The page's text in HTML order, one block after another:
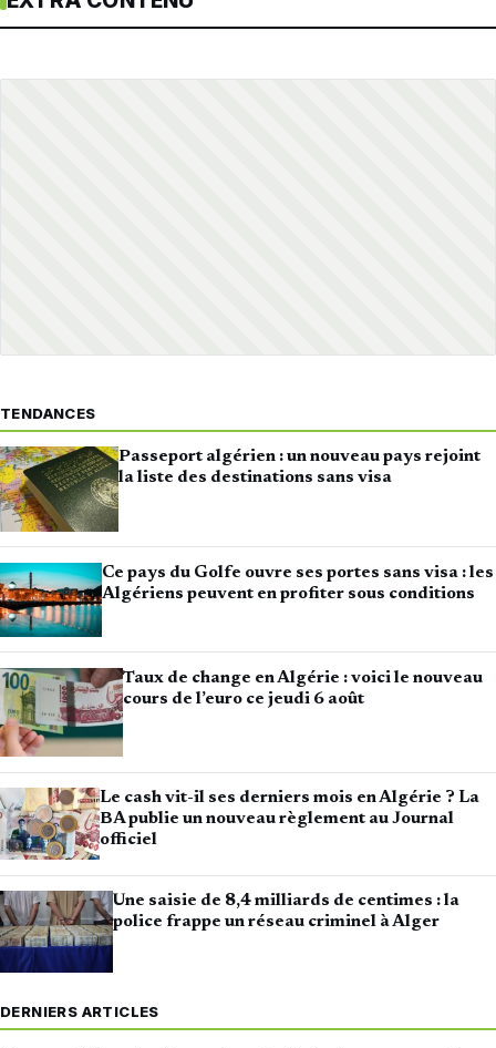
TENDANCES
Passeport algérien : un nouveau pays rejoint
la liste des destinations sans visa
Ce pays du Golfe ouvre ses portes sans visa : les
Algériens peuvent en profiter sous conditions
Taux de change en Algérie : voici le nouveau
cours de l’euro ce jeudi 6 août
Le cash vit-il ses derniers mois en Algérie ? La
BA publie un nouveau règlement au Journal
officiel
Une saisie de 8,4 milliards de centimes : la
police frappe un réseau criminel à Alger
DERNIERS ARTICLES